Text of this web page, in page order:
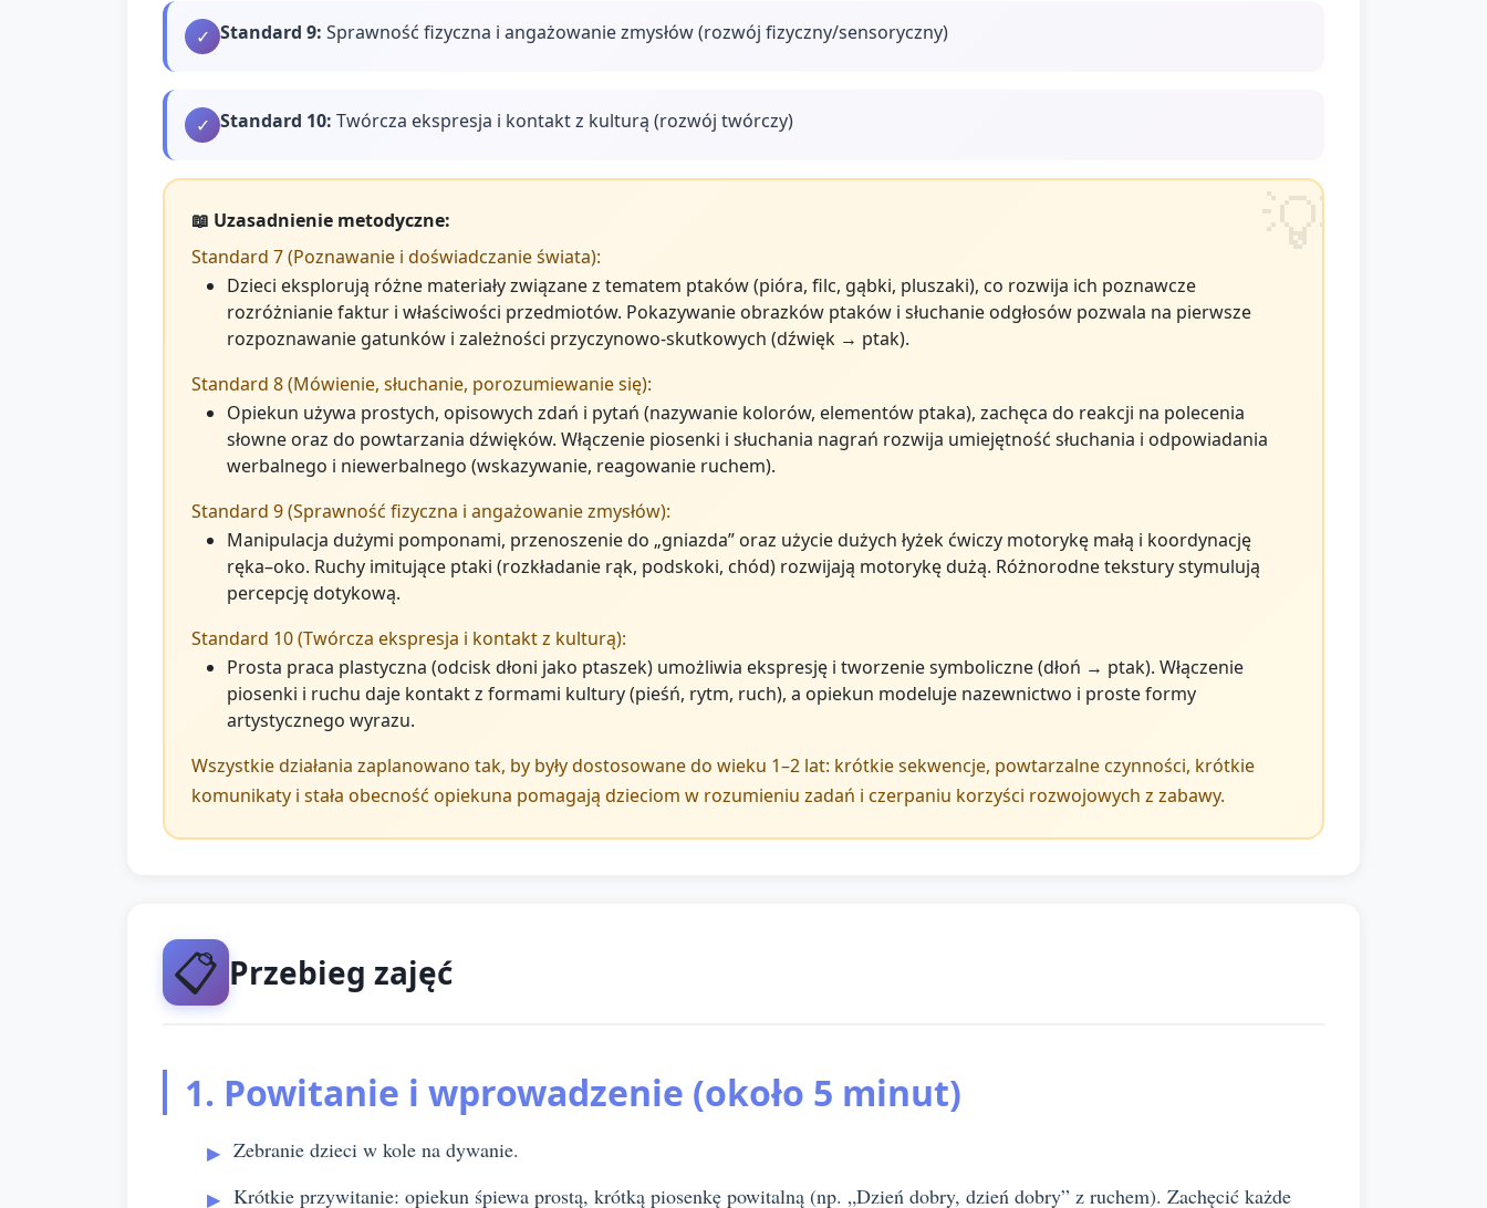
✓ Standard 9: Sprawność fizyczna i angażowanie zmysłów (rozwój fizyczny/sensoryczny)
✓ Standard 10: Twórcza ekspresja i kontakt z kulturą (rozwój twórczy)
📖 Uzasadnienie metodyczne:
Standard 7 (Poznawanie i doświadczanie świata):
Dzieci eksplorują różne materiały związane z tematem ptaków (pióra, filc, gąbki, pluszaki), co rozwija ich poznawcze
rozróżnianie faktur i właściwości przedmiotów. Pokazywanie obrazków ptaków i słuchanie odgłosów pozwala na pierwsze
rozpoznawanie gatunków i zależności przyczynowo-skutkowych (dźwięk → ptak).
Standard 8 (Mówienie, słuchanie, porozumiewanie się):
Opiekun używa prostych, opisowych zdań i pytań (nazywanie kolorów, elementów ptaka), zachęca do reakcji na polecenia
słowne oraz do powtarzania dźwięków. Włączenie piosenki i słuchania nagrań rozwija umiejętność słuchania i odpowiadania
werbalnego i niewerbalnego (wskazywanie, reagowanie ruchem).
Standard 9 (Sprawność fizyczna i angażowanie zmysłów):
Manipulacja dużymi pomponami, przenoszenie do „gniazda” oraz użycie dużych łyżek ćwiczy motorykę małą i koordynację
ręka–oko. Ruchy imitujące ptaki (rozkładanie rąk, podskoki, chód) rozwijają motorykę dużą. Różnorodne tekstury stymulują
percepcję dotykową.
Standard 10 (Twórcza ekspresja i kontakt z kulturą):
Prosta praca plastyczna (odcisk dłoni jako ptaszek) umożliwia ekspresję i tworzenie symboliczne (dłoń → ptak). Włączenie
piosenki i ruchu daje kontakt z formami kultury (pieśń, rytm, ruch), a opiekun modeluje nazewnictwo i proste formy
artystycznego wyrazu.
Wszystkie działania zaplanowano tak, by były dostosowane do wieku 1–2 lat: krótkie sekwencje, powtarzalne czynności, krótkie
komunikaty i stała obecność opiekuna pomagają dzieciom w rozumieniu zadań i czerpaniu korzyści rozwojowych z zabawy.
📋 Przebieg zajęć
1. Powitanie i wprowadzenie (około 5 minut)
Zebranie dzieci w kole na dywanie.
Krótkie przywitanie: opiekun śpiewa prostą, krótką piosenkę powitalną (np. „Dzień dobry, dzień dobry” z ruchem). Zachęcić każde